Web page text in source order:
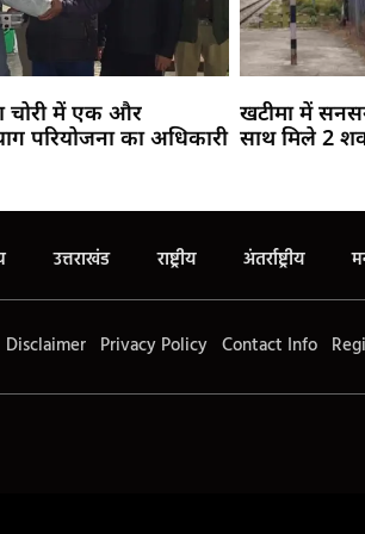
चोरी में एक और
परियोजना का अधिकारी
खटीमा में
साथ मिले 2
उत्तराखंड राष्ट्रीय अंतर्राष्ट्रीय
Disclaimer Privacy Policy Contact Info